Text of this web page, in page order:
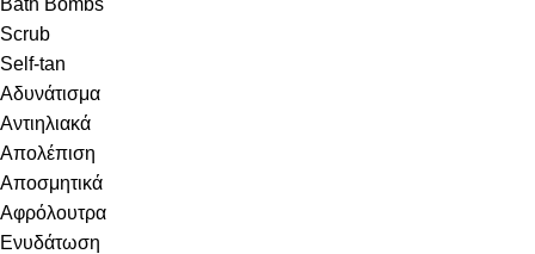
Bath Bombs
Scrub
Self-tan
Αδυνάτισμα
Αντιηλιακά
Απολέπιση
Αποσμητικά
Αφρόλουτρα
Ενυδάτωση